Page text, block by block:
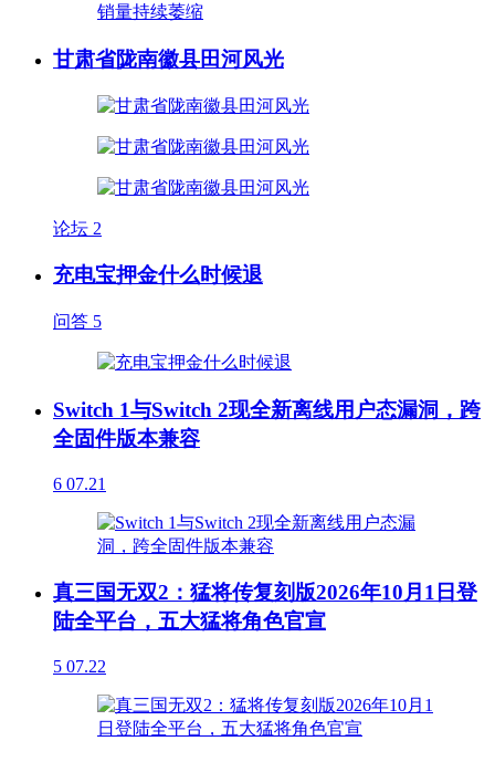
甘肃省陇南徽县田河风光
论坛 2
充电宝押金什么时候退
问答 5
Switch 1与Switch 2现全新离线用户态漏洞，跨
全固件版本兼容
6 07.21
真三国无双2：猛将传复刻版2026年10月1日登
陆全平台，五大猛将角色官宣
5 07.22